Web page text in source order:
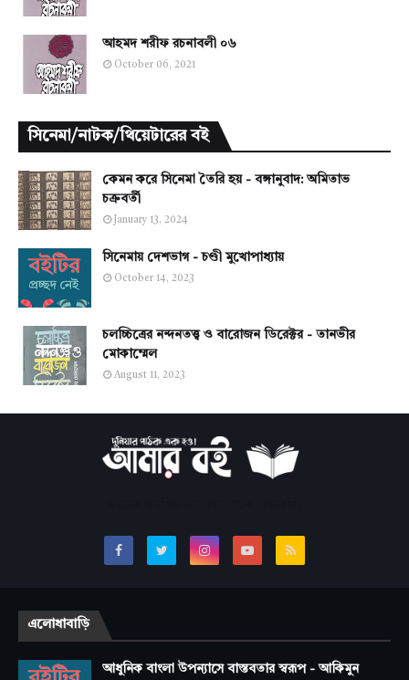
আহমদ শরীফ রচনাবলী ০৬
October 06, 2021
সিনেমা/নাটক/থিয়েটারের বই
কেমন করে সিনেমা তৈরি হয় - বঙ্গানুবাদ: অমিতাভ
চক্রবর্তী
January 13, 2024
সিনেমায় দেশভাগ - চণ্ডী মুখোপাধ্যায়
October 14, 2023
চলচ্চিত্রের নন্দনতত্ত্ব ও বারোজন ডিরেক্টর - তানভীর
মোকাম্মেল
August 11, 2023
এলোধাবাড়ি
আধুনিক বাংলা উপন্যাসে বাস্তবতার স্বরূপ - আকিমুন